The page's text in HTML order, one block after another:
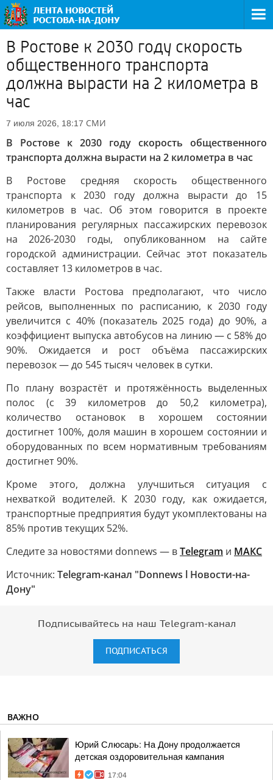
В Ростове к 2030 году скорость
общественного транспорта
должна вырасти на 2 километра в
час
7 июля 2026, 18:17 СМИ
В Ростове к 2030 году скорость общественного
транспорта должна вырасти на 2 километра в час
В Ростове средняя скорость общественного
транспорта к 2030 году должна вырасти до 15
километров в час. Об этом говорится в проекте
планирования регулярных пассажирских перевозок
на 2026-2030 годы, опубликованном на сайте
городской администрации. Сейчас этот показатель
составляет 13 километров в час.
Также власти Ростова предполагают, что число
рейсов, выполненных по расписанию, к 2030 году
увеличится с 40% (показатель 2025 года) до 90%, а
коэффициент выпуска автобусов на линию — с 58% до
90%. Ожидается и рост объёма пассажирских
перевозок — до 545 тысяч человек в сутки.
По плану возрастёт и протяжённость выделенных
полос (с 39 километров до 50,2 километра),
количество остановок в хорошем состоянии
достигнет 100%, доля машин в хорошем состоянии и
оборудованных по всем нормативным требованиям
достигнет 90%.
Кроме этого, должна улучшиться ситуация с
нехваткой водителей. К 2030 году, как ожидается,
транспортные предприятия будут укомплектованы на
85% против текущих 52%.
Следите за новостями donnews — вTelegram и МАКС
Источник: Telegram-канал "Donnews l Новости-на-
Дону"
Подписывайтесь на наш Telegram-канал
ПОДПИСАТЬСЯ
ВАЖНО
Юрий Слюсарь: На Дону продолжается
детская оздоровительная кампания
17:04